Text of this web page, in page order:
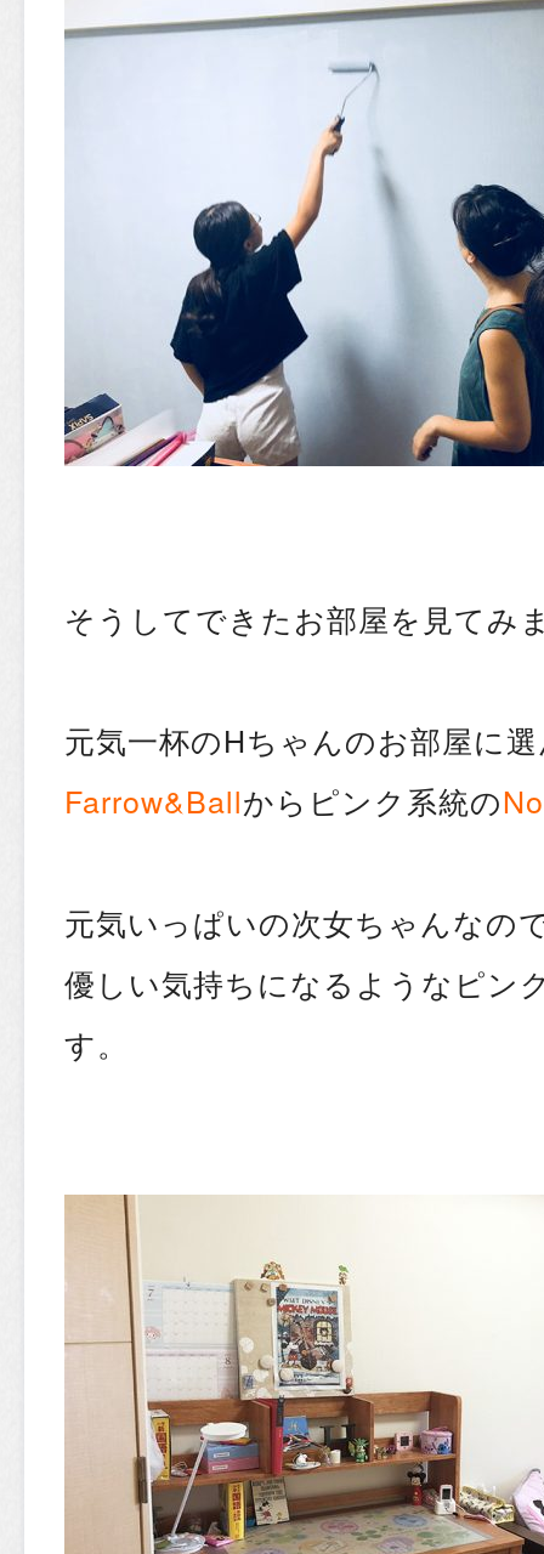
そうしてできたお部屋を見てみ
元気一杯のHちゃんのお部屋に
Farrow&Ballからピンク系統の
元気いっぱいの次女ちゃんなの
優しい気持ちになるようなピン
す。